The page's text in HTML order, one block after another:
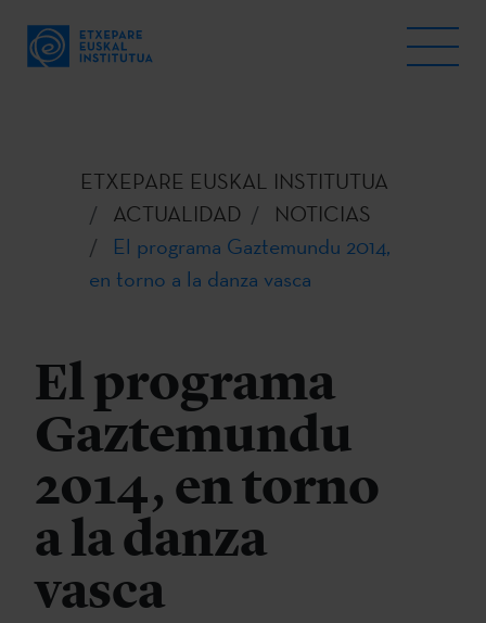
ETXEPARE EUSKAL INSTITUTUA
ACTUALIDAD
NOTICIAS
El programa Gaztemundu 2014,
en torno a la danza vasca
El programa
Gaztemundu
2014, en torno
a la danza
vasca